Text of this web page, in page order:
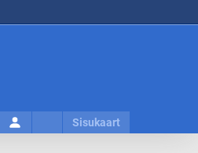
Sisukaart